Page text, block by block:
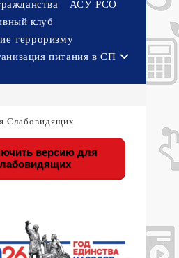
АСУ РСО
клуб
терроризму
питания в СП
Слабовидящих
версию для